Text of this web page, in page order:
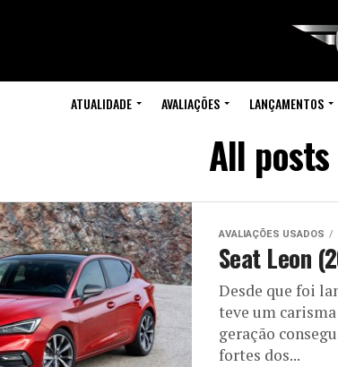
ATUALIDADE AVALIAÇÕES LANÇAMENTOS
All
AVALIAÇÕES USADOS
Seat Leon
Desde que foi
teve um
geração
fortes dos...